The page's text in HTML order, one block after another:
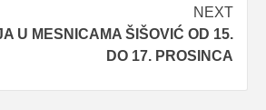
NEXT
U MESNICAMA ŠIŠOVIĆ OD 15.
DO 17. PROSINCA